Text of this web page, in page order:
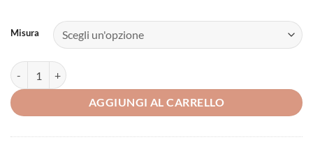
Misura
Az Trading Filo Teflon Braid Red 300mt quantità
AGGIUNGI AL CARRELLO